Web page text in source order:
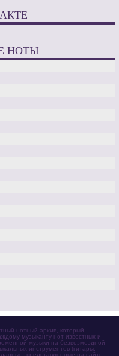
Ивановым-
НОТЫ
нотный архив, который
музыканту нот известных и
музыки на безвозмездной
инструментов (гитары,
представленные на сайте